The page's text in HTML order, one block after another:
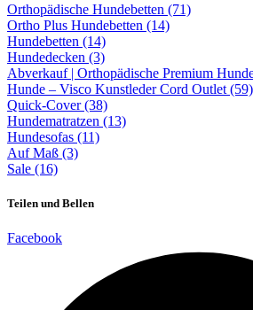
Orthopädische Hundebetten (71)
Ortho Plus Hundebetten (14)
Hundebetten (14)
Hundedecken (3)
Abverkauf | Orthopädische Premium
Hunde – Visco Kunstleder Cord Outlet (59)
Quick-Cover (38)
Hundematratzen (13)
Hundesofas (11)
Auf Maß (3)
Sale (16)
Teilen und Bellen
Facebook